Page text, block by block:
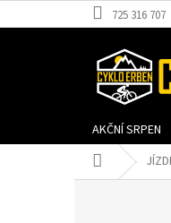
na
725 316 707
AKČNÍ SRPEN
Domů